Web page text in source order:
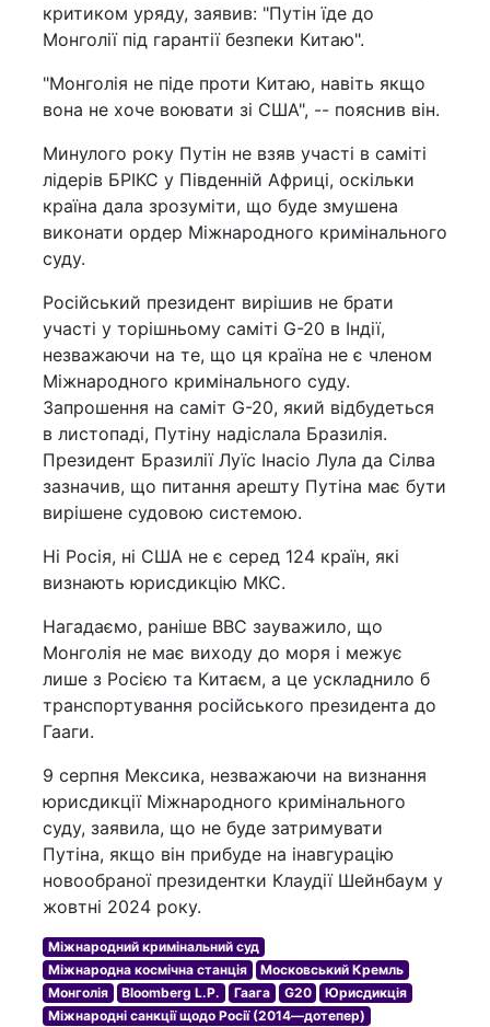
критиком уряду, заявив: "Путін їде до
Монголії під гарантії безпеки Китаю".
"Монголія не піде проти Китаю, навіть якщо
вона не хоче воювати зі США", -- пояснив він.
Минулого року Путін не взяв участі в саміті
лідерів БРІКС у Південній Африці, оскільки
країна дала зрозуміти, що буде змушена
виконати ордер Міжнародного кримінального
суду.
Російський президент вирішив не брати
участі у торішньому саміті G-20 в Індії,
незважаючи на те, що ця країна не є членом
Міжнародного кримінального суду.
Запрошення на саміт G-20, який відбудеться
в листопаді, Путіну надіслала Бразилія.
Президент Бразилії Луїс Інасіо Лула да Сілва
зазначив, що питання арешту Путіна має бути
вирішене судовою системою.
Ні Росія, ні США не є серед 124 країн, які
визнають юрисдикцію МКС.
Нагадаємо, раніше BBС зауважило, що
Монголія не має виходу до моря і межує
лише з Росією та Китаєм, а це ускладнило б
транспортування російського президента до
Гааги.
9 серпня Мексика, незважаючи на визнання
юрисдикції Міжнародного кримінального
суду, заявила, що не буде затримувати
Путіна, якщо він прибуде на інавгурацію
новообраної президентки Клаудії Шейнбаум у
жовтні 2024 року.
Міжнародний кримінальний суд
Міжнародна космічна станція
Московський Кремль
Монголія
Bloomberg L.P. Гаага G20
Юрисдикція
Міжнародні санкції щодо Росії (2014—дотепер)